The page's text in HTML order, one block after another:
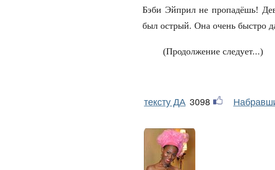
Бэби Эйприл не пропадёшь!
был острый. Она очень быстро
(Продолжение следует...)
тексту ДА 3098